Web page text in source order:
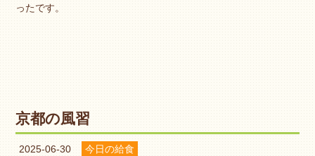
ったです。
京都の風習
2025-06-30 今日の給食